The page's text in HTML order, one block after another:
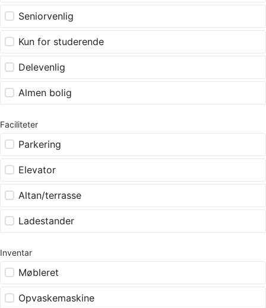
Seniorvenlig
Kun for studerende
Delevenlig
Almen bolig
Faciliteter
Parkering
Elevator
Altan/terrasse
Ladestander
Inventar
Møbleret
Opvaskemaskine